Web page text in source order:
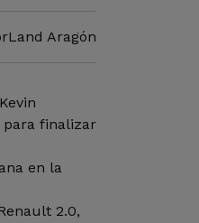
Aragón
para finalizar
en la
2.0,